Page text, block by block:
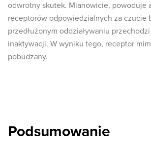
odwrotny skutek. Mianowicie, powoduje
receptorów odpowiedzialnych za czucie
przedłużonym oddziaływaniu
inaktywacji. W wyniku tego, receptor
pobudzany.
Podsumowanie